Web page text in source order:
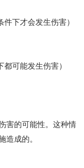
下才会发生伤害）
可能发生伤害）
害的可能性。这种情
成的。